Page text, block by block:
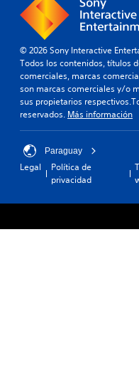
© 2026 Sony Interactive
Todos los contenidos, títulos
comerciales, marcas
son marcas comerciales y/o
sus propietarios
reservados. Más información
Paraguay
Legal
Política de
privacidad